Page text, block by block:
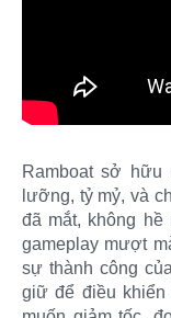
Ramboat sở
lưỡng, tỷ mỷ, và
đã mắt, không hề
gameplay mượt
sự thành công của
giữ để điều khiển